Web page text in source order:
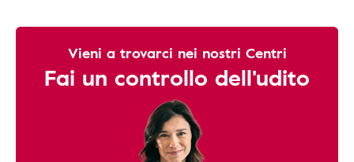
Vieni a trovarci nei nostri Centri
Fai un controllo dell'udito